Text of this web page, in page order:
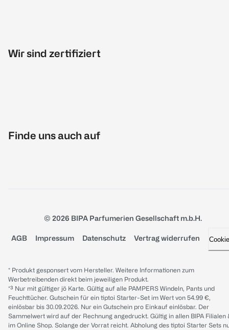
Wir sind zertifiziert
Finde uns auch auf
© 2026 BIPA Parfumerien Gesellschaft m.b.H.
AGB Impressum Datenschutz Vertrag widerrufen
* Produkt gesponsert vom Hersteller. Weitere Informationen zum
Werbetreibenden direkt beim jeweiligen Produkt.
*³ Nur mit gültiger jö Karte. Gültig auf alle PAMPERS Windeln, Pants und
Feuchttücher. Gutschein für ein tiptoi Starter-Set im Wert von 54.99 €,
einlösbar bis 30.09.2026. Nur ein Gutschein pro Einkauf einlösbar. Der
Sammelwert wird auf der Rechnung angedruckt. Gültig in allen BIPA Filialen
im Online Shop. Solange der Vorrat reicht. Abholung des tiptoi Starter Sets